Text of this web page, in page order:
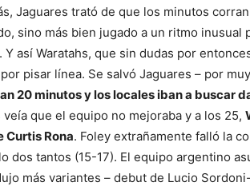
Jaguares trató de que los minutos
sino más bien jugado a un ritmo inusual
así Waratahs, que sin dudas por
pisar línea. Se salvó Jaguares – por
20 minutos y los locales iban a buscar
que el equipo no mejoraba y a los 25,
Curtis Rona. Foley extrañamente falló la
dos tantos (15-17). El equipo argentino
más variantes – debut de Lucio